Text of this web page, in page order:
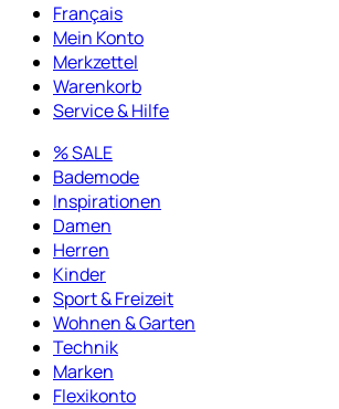
Français
Mein Konto
Merkzettel
Warenkorb
Service & Hilfe
% SALE
Bademode
Inspirationen
Damen
Herren
Kinder
Sport & Freizeit
Wohnen & Garten
Technik
Marken
Flexikonto